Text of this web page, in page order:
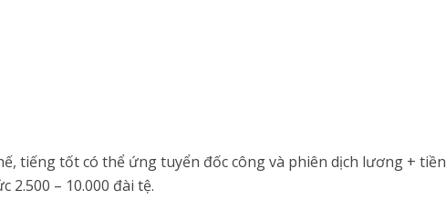
tiếng tốt có thể ứng tuyển đốc công và phiên dịch lương + tiền
– 10.000 đài tệ.